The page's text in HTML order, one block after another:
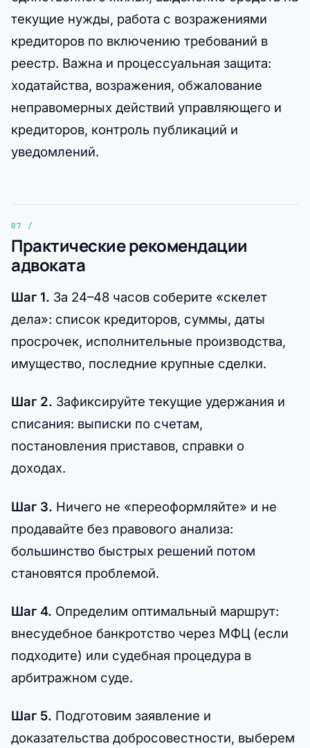
текущие нужды, работа с возражениями
кредиторов по включению требований в
реестр. Важна и процессуальная защита:
ходатайства, возражения, обжалование
неправомерных действий управляющего и
кредиторов, контроль публикаций и
уведомлений.
Практические рекомендации
адвоката
Шаг 1. За 24–48 часов соберите «скелет
дела»: список кредиторов, суммы, даты
просрочек, исполнительные производства,
имущество, последние крупные сделки.
Шаг 2. Зафиксируйте текущие удержания и
списания: выписки по счетам,
постановления приставов, справки о
доходах.
Шаг 3. Ничего не «переоформляйте» и не
продавайте без правового анализа:
большинство быстрых решений потом
становятся проблемой.
Шаг 4. Определим оптимальный маршрут:
внесудебное банкротство через МФЦ (если
подходите) или судебная процедура в
арбитражном суде.
Шаг 5. Подготовим заявление и
доказательства добросовестности, выберем